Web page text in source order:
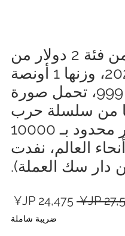
عملة فضية من فئة 2 دولار من
نيوي لعام 2025، وزنها 1 أونصة
من الفضة عيار 999، تحمل صورة
من سلسلة حرب
النجوم™ (إصدار محدود بـ 10000
العالم، نفدت
دار سك العملة).
سعر
عادي
البيعضريبة شاملة